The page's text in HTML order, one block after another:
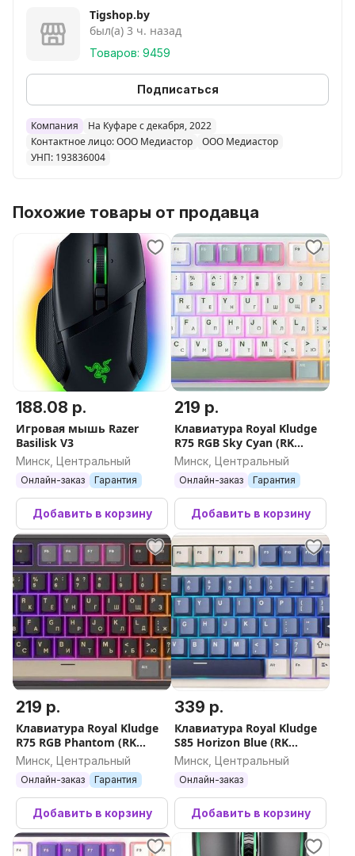
Tigshop.by
был(а) 3 ч. назад
Товаров: 9459
Подписаться
Компания
На Куфаре с декабря, 2022
Контактное лицо: ООО Медиастор
ООО Медиастор
УНП: 193836004
Похожие товары от продавца
188.08 р.
Игровая мышь Razer
Basilisk V3
Минск, Центральный
Онлайн-заказ Гарантия
Добавить в корзину
219 р.
Клавиатура Royal Kludge
R75 RGB Sky Cyan (RK
Brown)
Минск, Центральный
Онлайн-заказ Гарантия
Добавить в корзину
219 р.
Клавиатура Royal Kludge
R75 RGB Phantom (RK
Silver)
Минск, Центральный
Онлайн-заказ Гарантия
Добавить в корзину
339 р.
Клавиатура Royal Kludge
S85 Horizon Blue (RK
Cloud)
Минск, Центральный
Онлайн-заказ
Добавить в корзину